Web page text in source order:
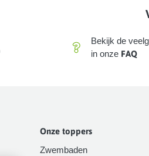
Bekijk de
in onze FAQ
Onze toppers
Zwembaden